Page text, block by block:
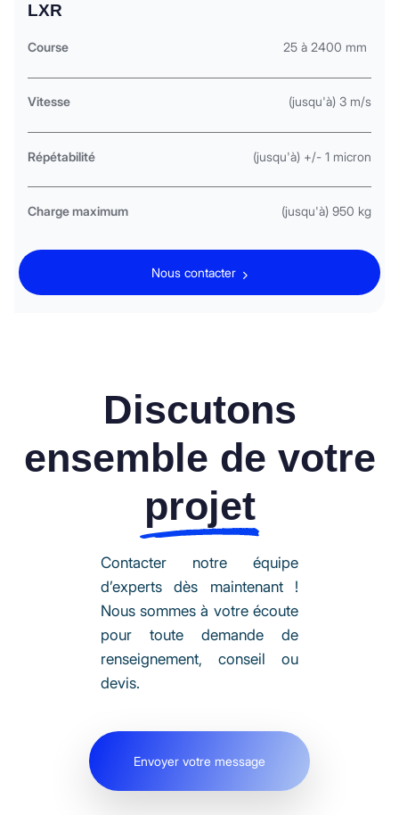
LXR
Course 25 à 2400 mm
Vitesse (jusqu'à) 3 m/s
Répétabilité (jusqu'à) +/- 1 micron
Charge maximum (jusqu'à) 950 kg
Nous contacter
Discutons
ensemble de votre
projet
Contacter notre équipe
d’experts dès maintenant !
Nous sommes à votre écoute
pour toute demande de
renseignement, conseil ou
devis.
Envoyer votre message